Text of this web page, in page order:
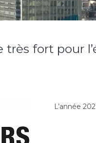
très fort pour
L’année